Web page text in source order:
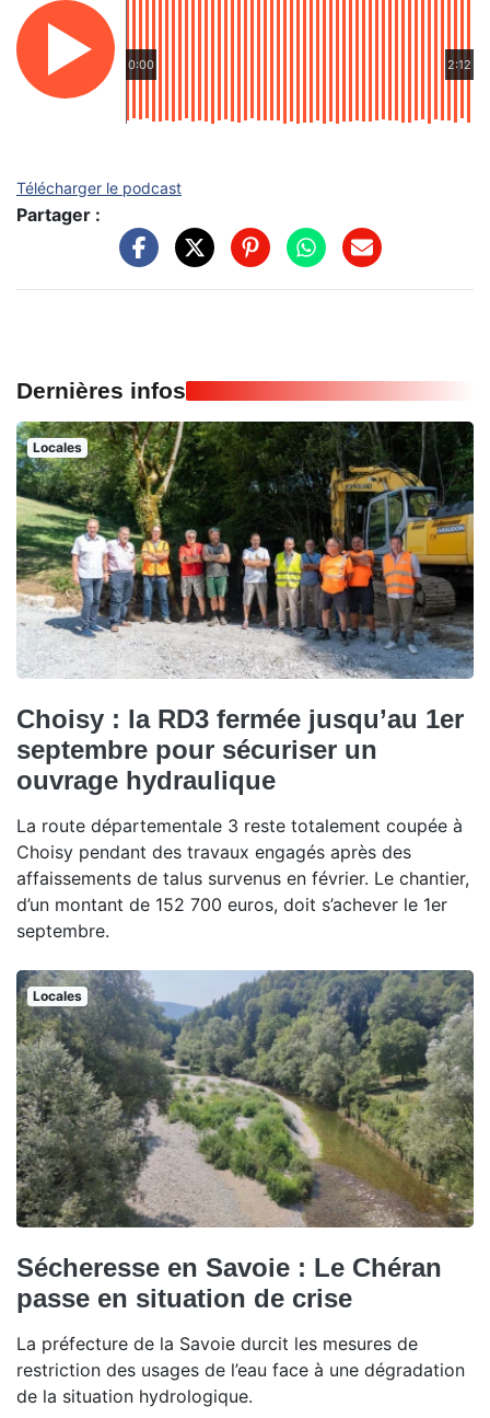
0:00 2:12
Télécharger le podcast
Partager :
Dernières infos
Locales
Choisy : la RD3 fermée jusqu’au 1er
septembre pour sécuriser un
ouvrage hydraulique
La route départementale 3 reste totalement coupée à
Choisy pendant des travaux engagés après des
affaissements de talus survenus en février. Le chantier,
d’un montant de 152 700 euros, doit s’achever le 1er
septembre.
Locales
Sécheresse en Savoie : Le Chéran
passe en situation de crise
La préfecture de la Savoie durcit les mesures de
restriction des usages de l’eau face à une dégradation
de la situation hydrologique.